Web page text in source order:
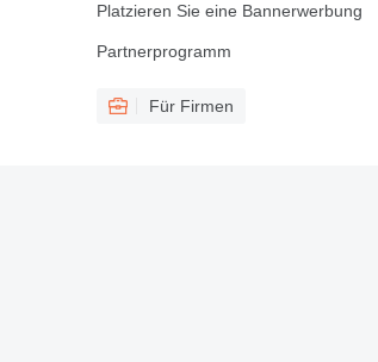
Platzieren Sie eine Bannerwerbung
Partnerprogramm
Für Firmen